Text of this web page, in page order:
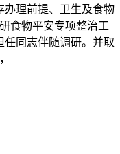
办理前提、卫生及食物
食物平安专项整治工
同志伴随调研。并取